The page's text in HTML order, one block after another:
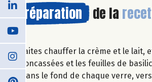
Préparation de la
Faites chauffer la crème et le
concassées et les feuilles de
Dans le fond de chaque verre,